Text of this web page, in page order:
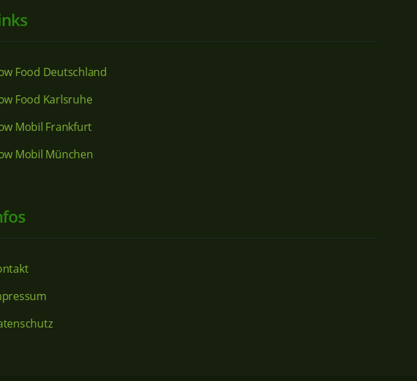
Food Deutschland
Food Karlsruhe
Mobil Frankfurt
Mobil München